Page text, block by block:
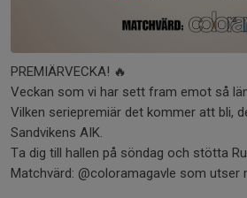
PREMIÄRVECKA! 🔥
Veckan som vi har sett fram emot så
Vilken seriepremiär det kommer att bli,
Sandvikens AIK.
Ta dig till hallen på söndag och stötta
Matchvärd: @coloramagavle som utser